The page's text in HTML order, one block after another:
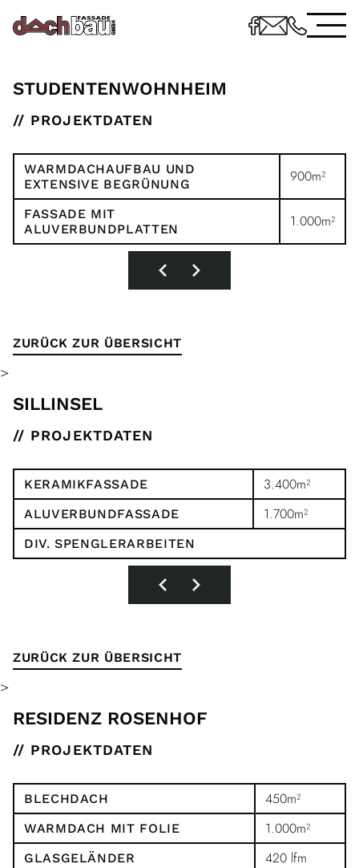
STUDENTENWOHNHEIM
// PROJEKTDATEN
WARMDACHAUFBAU UND
EXTENSIVE BEGRÜNUNG
900m²
FASSADE MIT
ALUVERBUNDPLATTEN
1.000m²
ZURÜCK ZUR ÜBERSICHT
>
SILLINSEL
// PROJEKTDATEN
KERAMIKFASSADE 3.400m²
ALUVERBUNDFASSADE 1.700m²
DIV. SPENGLERARBEITEN
ZURÜCK ZUR ÜBERSICHT
>
RESIDENZ ROSENHOF
// PROJEKTDATEN
BLECHDACH 450m²
WARMDACH MIT FOLIE 1.000m²
GLASGELÄNDER 420 lfm